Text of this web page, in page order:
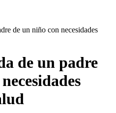
de un niño con necesidades
de un padre